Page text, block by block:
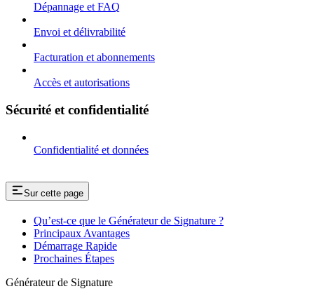
Dépannage et FAQ
Envoi et délivrabilité
Facturation et abonnements
Accès et autorisations
Sécurité et confidentialité
Confidentialité et données
Sur cette page
Qu’est-ce que le Générateur de Signature ?
Principaux Avantages
Démarrage Rapide
Prochaines Étapes
Générateur de Signature